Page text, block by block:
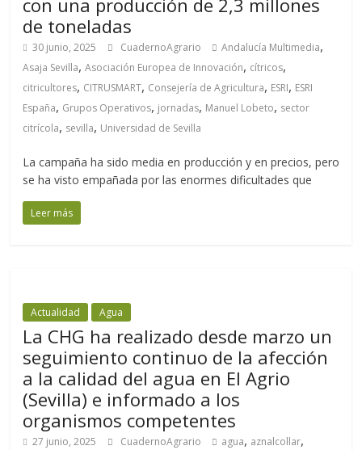
con una producción de 2,3 millones
de toneladas
30 junio, 2025 CuadernoAgrario Andalucía Multimedia,
Asaja Sevilla,Asociación Europea de Innovación, cítricos,
citricultores, CITRUSMART, Consejería de Agricultura, ESRI, ESRI
España, Grupos Operativos, jornadas, Manuel Lobeto, sector
citrícola, sevilla, Universidad de Sevilla
La campaña ha sido media en producción y en precios, pero
se ha visto empañada por las enormes dificultades que
Leer más
Actualidad Agua
La CHG ha realizado desde marzo un
seguimiento continuo de la afección
a la calidad del agua en El Agrio
(Sevilla) e informado a los
organismos competentes
27 junio, 2025 CuadernoAgrario agua, aznalcollar,